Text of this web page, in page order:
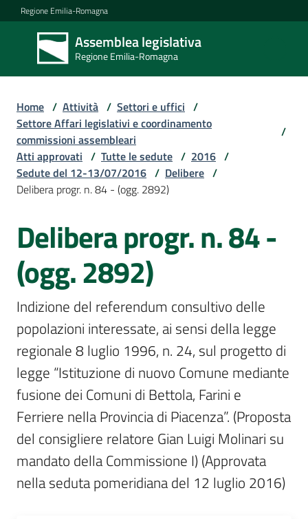
Vai al contenuto
Vai alla navigazione
Vai al footer
Regione Emilia-Romagna
Assemblea legislativa
Regione Emilia-Romagna
Assemblea
legislativa
Regione Emilia-
Assemblea
Argomenti
Per
i
media
Per
i
cittadini
Home / Attività / Settori e uffici /
Settore Affari legislativi e coordinamento
commissioni assembleari
/
Atti approvati / Tutte le sedute / 2016 /
Sedute del 12-13/07/2016 / Delibere /
Delibera progr. n. 84 - (ogg. 2892)
Delibera progr. n. 84 -
(ogg. 2892)
Indizione del referendum consultivo delle
popolazioni interessate, ai sensi della legge
regionale 8 luglio 1996, n. 24, sul progetto di
legge “Istituzione di nuovo Comune mediante
fusione dei Comuni di Bettola, Farini e
Ferriere nella Provincia di Piacenza”. (Proposta
del consigliere relatore Gian Luigi Molinari su
mandato della Commissione I) (Approvata
nella seduta pomeridiana del 12 luglio 2016)